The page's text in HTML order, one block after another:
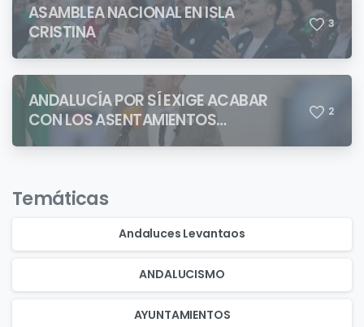
ASAMBLEA NACIONAL EN ISLA
CRISTINA
3
ANDALUCÍA POR SÍ EXIGE ACABAR
CON LOS ASENTAMIENTOS
CHABOLISTAS
2
Temáticas
Andaluces Levantaos
ANDALUCISMO
AYUNTAMIENTOS